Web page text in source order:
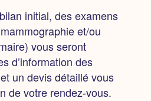
initial, des examens
et/ou
vous seront
d’information des
un devis détaillé vous
de votre rendez-vous.